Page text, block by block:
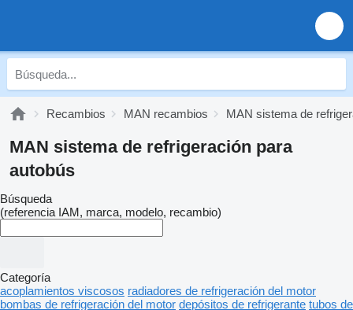
Recambios MAN recambios MAN sistema de
MAN sistema de refrigeración para
autobús
Búsqueda
(referencia IAM, marca, modelo, recambio)
Categoría
acoplamientos viscosos radiadores de refrigeración del motor
bombas de refrigeración del motor depósitos de refrigerante tubos de